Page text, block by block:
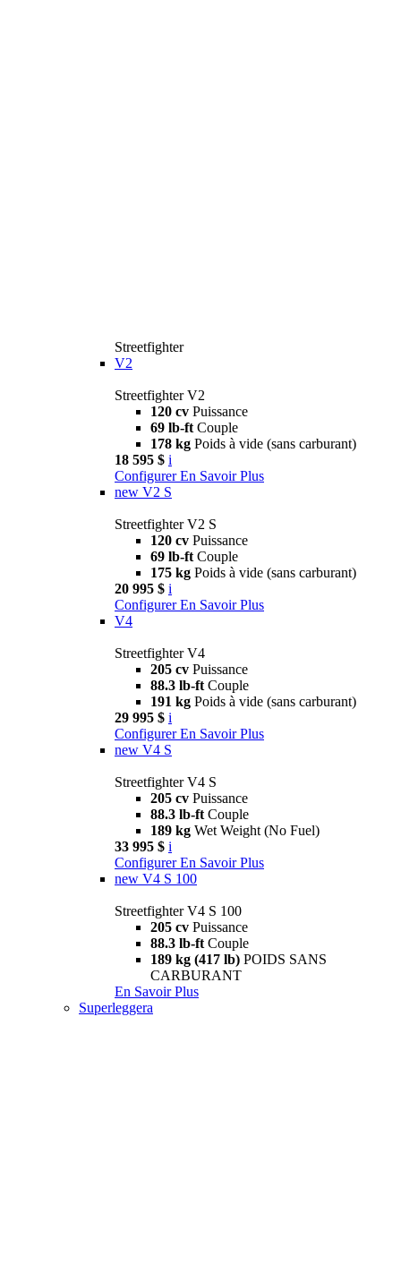
Streetfighter
V2
Streetfighter V2
120 cv Puissance
69 lb-ft Couple
178 kg Poids à vide (sans carburant)
18 595 $ i
Configurer En Savoir Plus
new V2 S
Streetfighter V2 S
120 cv Puissance
69 lb-ft Couple
175 kg Poids à vide (sans carburant)
20 995 $ i
Configurer En Savoir Plus
V4
Streetfighter V4
205 cv Puissance
88.3 lb-ft Couple
191 kg Poids à vide (sans carburant)
29 995 $ i
Configurer En Savoir Plus
new V4 S
Streetfighter V4 S
205 cv Puissance
88.3 lb-ft Couple
189 kg Wet Weight (No Fuel)
33 995 $ i
Configurer En Savoir Plus
new V4 S 100
Streetfighter V4 S 100
205 cv Puissance
88.3 lb-ft Couple
189 kg (417 lb) POIDS SANS
CARBURANT
En Savoir Plus
Superleggera